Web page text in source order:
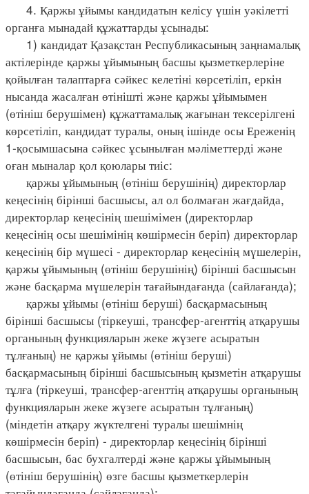
4. Қаржы ұйымы кандидатын келісу үшін уәкілетті
органға мынадай құжаттарды ұсынады:
1) кандидат Қазақстан Республикасының заңнамалық
актілерінде қаржы ұйымының басшы қызметкерлеріне
қойылған талаптарға сәйкес келетіні көрсетіліп, еркін
нысанда жасалған өтінішті және қаржы ұйымымен
(өтініш берушімен) құжаттамалық жағынан тексерілгені
көрсетіліп, кандидат туралы, оның ішінде осы Ереженің
1-қосымшасына сәйкес ұсынылған мәліметтерді және
оған мыналар қол қоюлары тиіс:
қаржы ұйымының (өтініш берушінің) директорлар
кеңесінің бірінші басшысы, ал ол болмаған жағдайда,
директорлар кеңесінің шешімімен (директорлар
кеңесінің осы шешімінің көшірмесін беріп) директорлар
кеңесінің бір мүшесі - директорлар кеңесінің мүшелерін,
қаржы ұйымының (өтініш берушінің) бірінші басшысын
және басқарма мүшелерін тағайындағанда (сайлағанда);
қаржы ұйымы (өтініш беруші) басқармасының
бірінші басшысы (тіркеуші, трансфер-агенттің атқарушы
органының функцияларын жеке жүзеге асыратын
тұлғаның) не қаржы ұйымы (өтініш беруші)
басқармасының бірінші басшысының қызметін атқарушы
тұлға (тіркеуші, трансфер-агенттің атқарушы органының
функцияларын жеке жүзеге асыратын тұлғаның)
(міндетін атқару жүктелгені туралы шешімнің
көшірмесін беріп) - директорлар кеңесінің бірінші
басшысын, бас бухгалтерді және қаржы ұйымының
(өтініш берушінің) өзге басшы қызметкерлерін